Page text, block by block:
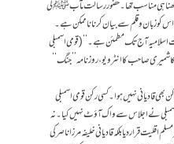
ہی مناسب تھا۔ حضور رسالت مآب ﷺ کی
کو زبان و قلم سے بیان کرنا ناممکن ہے۔
اسلامیہ آج تک مطمئن ہے۔‘‘ (قومی اسمبلی
صاحب کا انٹرویو، روزنامہ ’’جنگ‘‘
بھی قادیانی نہیں ہوا۔ کسی رکن قومی اسمبلی
نے اجلاس سے واک آؤٹ نہیں کیا۔ نہ
قرار دیا بلکہ قادیانی خلیفہ مرزا ناصر کی